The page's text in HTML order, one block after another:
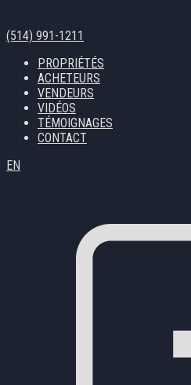
(514) 991-1211
PROPRIÉTÉS
ACHETEURS
VENDEURS
VIDÉOS
TÉMOIGNAGES
CONTACT
EN